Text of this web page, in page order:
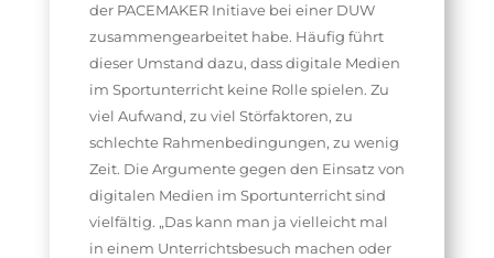
der PACEMAKER Initiave bei einer DUW
zusammengearbeitet habe. Häufig führt
dieser Umstand dazu, dass digitale Medien
im Sportunterricht keine Rolle spielen. Zu
viel Aufwand, zu viel Störfaktoren, zu
schlechte Rahmenbedingungen, zu wenig
Zeit. Die Argumente gegen den Einsatz von
digitalen Medien im Sportunterricht sind
vielfältig. „Das kann man ja vielleicht mal
in einem Unterrichtsbesuch machen oder